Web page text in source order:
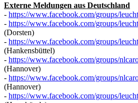
Externe Meldungen aus Deutschland
- https://www.facebook.com/groups/
- https://www.facebook.com/groups/
(Dorsten)
- https://www.facebook.com/groups/
(Hankensbüttel)
- https://www.facebook.com/groups/
(Hannover)
- https://www.facebook.com/groups/
(Hannover)
- https://www.facebook.com/groups/